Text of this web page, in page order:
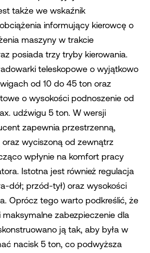
także we wskaźnik
informujący kierowcę o
maszyny w trakcie
posiada trzy tryby kierowania.
teleskopowe o wyjątkowo
od 10 do 45 ton oraz
o wysokości podnoszenie od
udźwigu 5 ton. W wersji
zapewnia przestrzenną,
oraz wyciszoną od zewnątrz
wpłynie na komfort pracy
Istotna jest również regulacja
dół; przód-tył) oraz wysokości
Oprócz tego warto podkreślić, że
maksymalne zabezpieczenie dla
ją tak, aby była w
nacisk 5 ton, co podwyższa